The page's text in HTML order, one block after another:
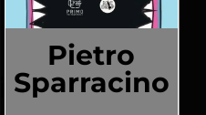
Pietro
Sparracino